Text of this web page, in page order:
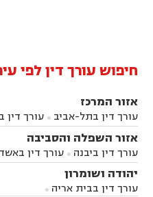
חיפוש עורך דין לפי
אזור המרכז
עורך דין בתל-אביב  עורך דין
ברק עורך דין בפתח תקווה
עורך דין ברחובות עורך דין
במודיעין
עורך דין בהרצליה
דין בקרית אונו
אונו
עורך דין בבת ים
אזור השפלה והסביבה
עורך דין ביבנה  עורך דין
עורך דין בראשון לציון עורך
בבאר יעקב
עורך דין בגדרהיהודה ושומרון
עורך דין בבית אריה 